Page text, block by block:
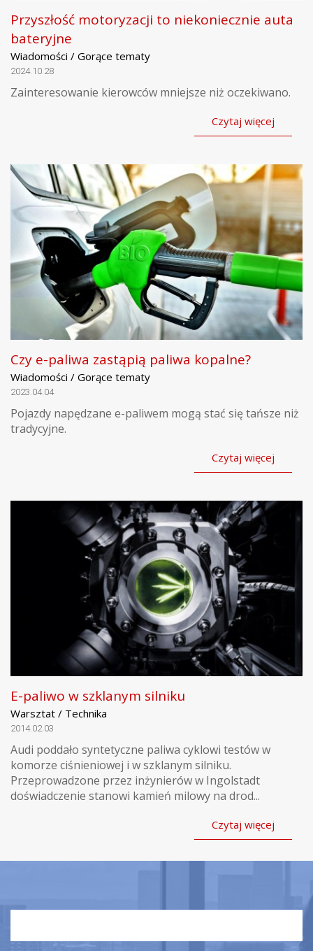
Przyszłość motoryzacji to niekoniecznie auta
bateryjne
Wiadomości / Gorące tematy
2024.10.28
Zainteresowanie kierowców mniejsze niż oczekiwano.
Czytaj więcej
Czy e-paliwa zastąpią paliwa kopalne?
Wiadomości / Gorące tematy
2023.04.04
Pojazdy napędzane e-paliwem mogą stać się tańsze niż
tradycyjne.
Czytaj więcej
E-paliwo w szklanym silniku
Warsztat / Technika
2014.02.03
Audi poddało syntetyczne paliwa cyklowi testów w
komorze ciśnieniowej i w szklanym silniku.
Przeprowadzone przez inżynierów w Ingolstadt
doświadczenie stanowi kamień milowy na drod...
Czytaj więcej